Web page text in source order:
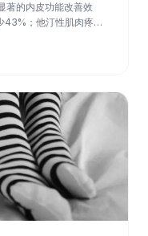
著的内皮功能改善效
43%；他汀性肌肉疼痛